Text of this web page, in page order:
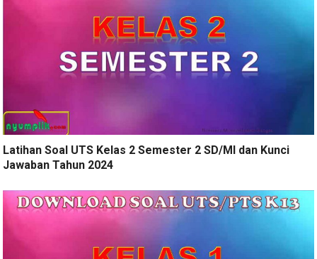
Latihan Soal UTS Kelas 2 Semester 2 SD/MI dan Kunci
Jawaban Tahun 2024